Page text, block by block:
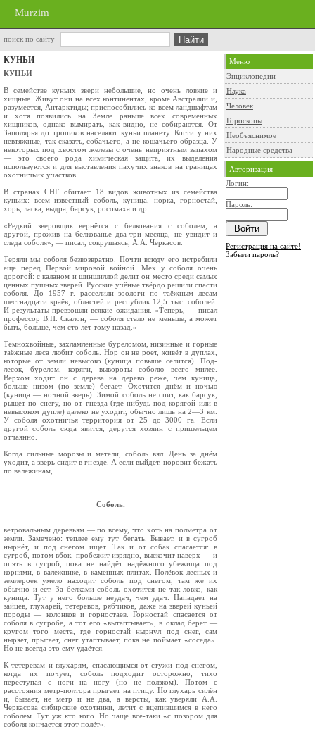
Murzim
поиск по сайту
КУНЬИ
КУНЬИ
В семействе куньих звери небольшие, но очень ловкие и
хищные. Живут они на всех конти­нентах, кроме Австралии и,
разумеется, Ан­тарктиды; приспособились ко всем ландшафтам
и хотя появились на Земле раньше всех совре­менных
хищников, однако вымирать, как вид­но, не собираются. От
Заполярья до тропиков населяют куньи планету. Когти у них
невтяж­ные, так сказать, собачьего, а не кошачьего образца. У
некоторых под хвостом железы с очень неприятным запахом
— это своего рода химическая защита, их выделения
используют­ся и для выставления пахучих знаков на грани­цах
охотничьих участков.
В странах СНГ обитает 18 видов животных из семейства
куньих: всем известный соболь, ку­ница, норка, горностай,
хорь, ласка, выдра, бар­сук, росомаха и др.
«Редкий зверовщик вернётся с белкования с соболем, а
другой, прожив на белкованье два-три месяца, не увидит и
следа соболя», — писал, сокрушаясь, А.А. Черкасов.
Теряли мы соболя безвозвратно. Почти всюду его истребили
ещё перед Первой мировой войной. Мех у соболя очень
дорогой: с каланом и шин­шиллой делит он место среди самых
ценных пушных зверей. Русские учёные твёрдо решили спасти
соболя. До 1957 г. расселили зоологи по таёжным лесам
шестнадцати краёв, областей и республик 12,5 тыс. соболей.
И результаты прев­зошли всякие ожидания. «Теперь, — писал
про­фессор В.Н. Скалон, — соболя стало не меньше, а может
быть, больше, чем сто лет тому назад.»
Темнохвойные, захламлённые буреломом, ни­зинные и горные
таёжные леса любит соболь. Нор он не роет, живёт в дуплах,
которые от земли невысоко (куница повыше селится). Под­
лесок, бурелом, коряги, вывороты соболю всего милее.
Верхом ходит он с дерева на дерево реже, чем куница,
больше низом (по земле) бегает. Охотится днём и ночью
(куница — ночной зверь). Зимой соболь не спит, как барсук,
рыщет по снегу, но от гнезда (где-нибудь под корягой или в
невысоком дупле) далеко не уходит, обыч­но лишь на 2—3 км.
У соболя охотничья терри­тория от 25 до 3000 га. Если
другой соболь сюда явится, дерутся хозяин с пришельцем
отчаянно.
Когда сильные морозы и метели, соболь вял. День за днём
уходит, а зверь сидит в гнезде. А если выйдет, норовит бежать
по валежинам,
Соболь.
ветровальным деревьям — по всему, что хоть на полметра от
земли. Замечено: теплее ему тут бегать. Бывает, и в сугроб
нырнёт, и под снегом ищет. Так и от собак спасается: в
сугроб, потом вбок, пробежит изрядно, выскочит наверх — и
опять в сугроб, пока не найдёт надёжного убежи­ща под
корнями, в валежнике, в каменных плитах. Полёвок лесных и
землероек умело на­ходит соболь под снегом, там же их
обычно и ест. За белками соболь охотится не так ловко, как
куница. Тут у него больше неудач, чем удач. Нападает на
зайцев, глухарей, тетеревов, рябчи­ков, даже на зверей куньей
породы — колонков и горностаев. Горностай спасается от
соболя в сугробе, а тот его «вытаптывает», в оклад бе­рёт —
кругом того места, где горностай нырнул под снег, сам
ныряет, прыгает, снег утаптывает, пока не поймает «соседа».
Но не всегда это ему удаётся.
К тетеревам и глухарям, спасающимся от стужи под снегом,
когда их почует, соболь под­ходит осторожно, тихо
переступая с ноги на ногу (но не ползком). Потом с
расстояния метр-полтора прыгает на птицу. Но глухарь силён
и, бывает, не метр и не два, а вёрсты, как уверяли А.А.
Черкасова сибирские охотники, летит с вцепившимся в него
соболем. Тут уж кто кого. Но чаще всё-таки «с позором для
соболя конча­ется этот полёт».
Меню
Энциклопедии
Наука
Человек
Гороскопы
Необъяснимое
Народные средства
Авторизация
Логин:
Пароль:
Регистрация на сайте!
Забыли пароль?